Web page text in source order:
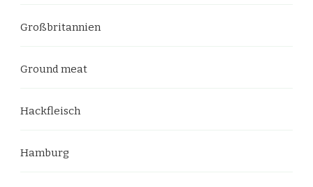
Großbritannien
Ground meat
Hackfleisch
Hamburg